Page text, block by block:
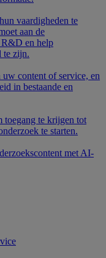
vaardigheden te
aan de
R&D en help
te zijn.
content of service, en
in bestaande en
toegang te krijgen tot
te starten.
met AI-